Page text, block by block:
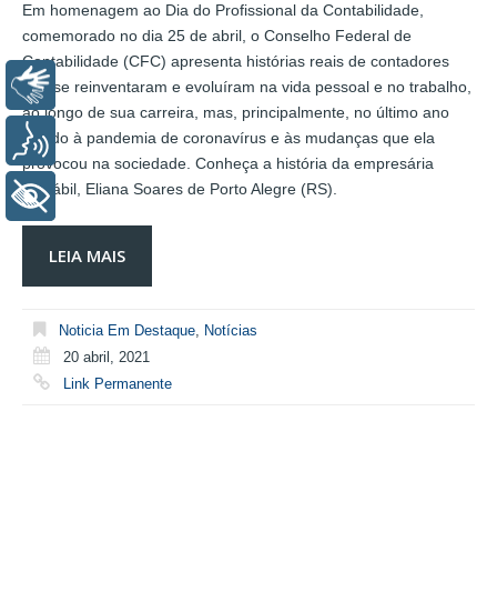
Em homenagem ao Dia do Profissional da Contabilidade,
comemorado no dia 25 de abril, o Conselho Federal de
Contabilidade (CFC) apresenta histórias reais de contadores
que se reinventaram e evoluíram na vida pessoal e no trabalho,
ao longo de sua carreira, mas, principalmente, no último ano
devido à pandemia de coronavírus e às mudanças que ela
provocou na sociedade. Conheça a história da empresária
contábil, Eliana Soares de Porto Alegre (RS).
LEIA MAIS
Noticia Em Destaque, Notícias
20 abril, 2021
Link Permanente
Libras
Voz
+ Acessibilidade